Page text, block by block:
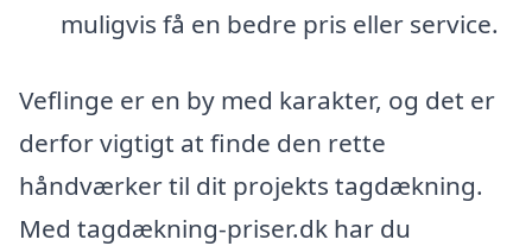
muligvis få en bedre pris eller service.
Veflinge er en by med karakter, og det er
derfor vigtigt at finde den rette
håndværker til dit projekts tagdækning.
Med tagdækning-priser.dk har du